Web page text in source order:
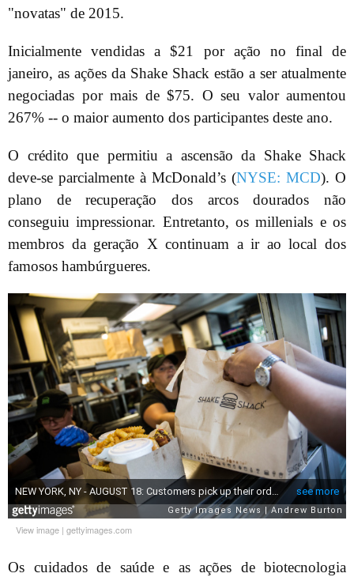
"novatas" de 2015.
Inicialmente vendidas a $21 por ação no final de
janeiro, as ações da Shake Shack estão a ser atualmente
negociadas por mais de $75. O seu valor aumentou
267% -- o maior aumento dos participantes deste ano.
O crédito que permitiu a ascensão da Shake Shack
deve-se parcialmente à McDonald’s (NYSE: MCD). O
plano de recuperação dos arcos dourados não
conseguiu impressionar. Entretanto, os millenials e os
membros da geração X continuam a ir ao local dos
famosos hambúrgueres.
View image | gettyimages.com
Os cuidados de saúde e as ações de biotecnologia